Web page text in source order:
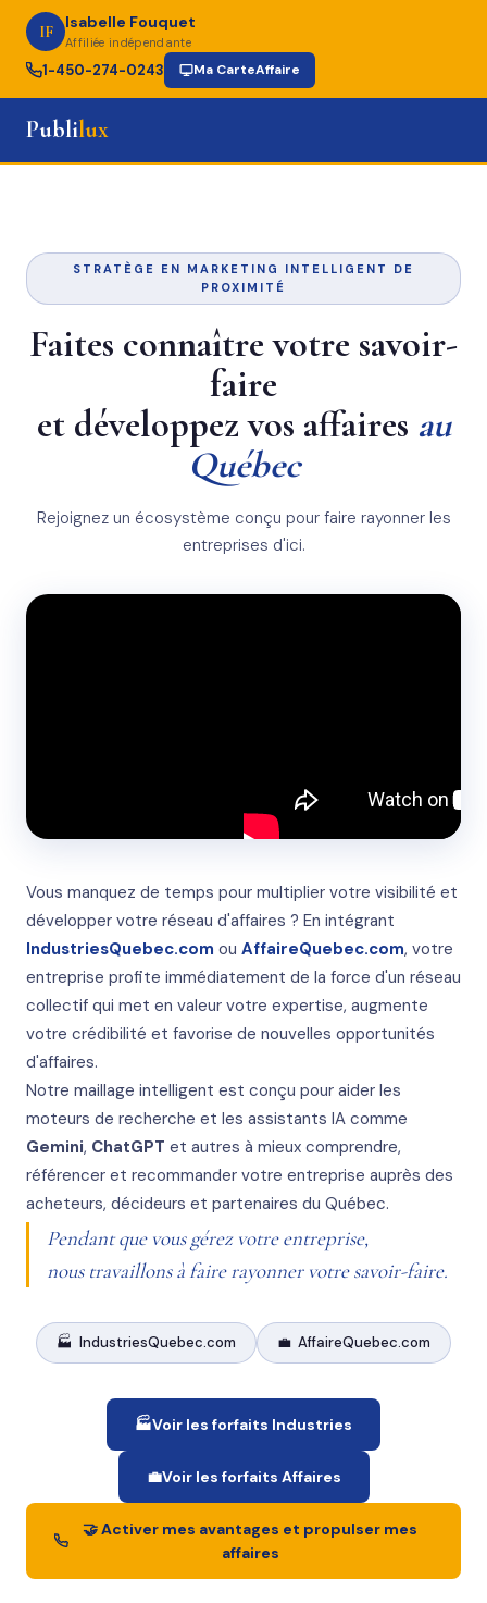
IF Isabelle Fouquet
Affiliée indépendante
1-450-274-0243 Ma CarteAffaire
Publilux
STRATÈGE EN MARKETING INTELLIGENT DE
PROXIMITÉ
Faites connaître votre savoir-
faire
et développez vos affaires au
Québec
Rejoignez un écosystème conçu pour faire rayonner les
entreprises d'ici.
Vous manquez de temps pour multiplier votre visibilité et
développer votre réseau d'affaires ? En intégrant
IndustriesQuebec.com ou AffaireQuebec.com, votre
entreprise profite immédiatement de la force d'un réseau
collectif qui met en valeur votre expertise, augmente
votre crédibilité et favorise de nouvelles opportunités
d'affaires.
Notre maillage intelligent est conçu pour aider les
moteurs de recherche et les assistants IA comme
Gemini, ChatGPT et autres à mieux comprendre,
référencer et recommander votre entreprise auprès des
acheteurs, décideurs et partenaires du Québec.
Pendant que vous gérez votre entreprise,
nous travaillons à faire rayonner votre savoir-faire.
🏭 IndustriesQuebec.com 💼 AffaireQuebec.com
🏭Voir les forfaits Industries
💼Voir les forfaits Affaires
🤝 Activer mes avantages et propulser mes
affaires